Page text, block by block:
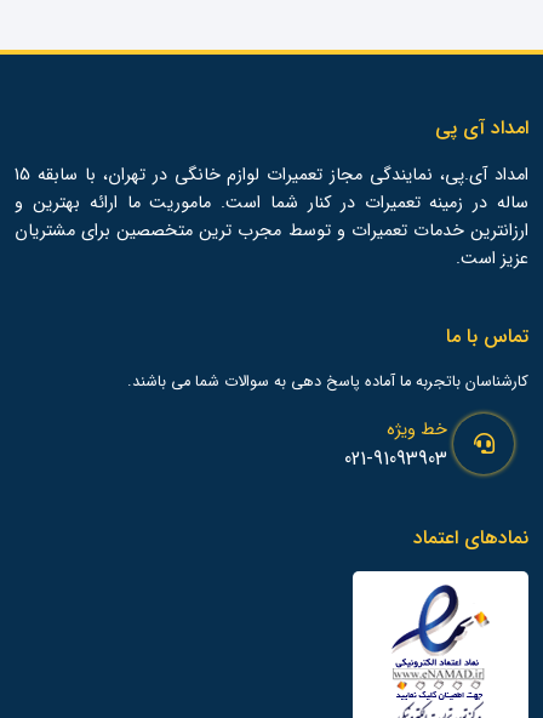
امداد آی پی
امداد آی.پی، نمایندگی مجاز تعمیرات لوازم خانگی در تهران، با سابقه 15
ساله در زمینه تعمیرات در کنار شما است. ماموریت ما ارائه بهترین و
ارزانترین خدمات تعمیرات و توسط مجرب ترین متخصصین برای مشتریان
عزیز است.
تماس با ما
کارشناسان باتجربه ما آماده پاسخ دهی به سوالات شما می باشند.
خط ویژه
021-91093903
نمادهای اعتماد